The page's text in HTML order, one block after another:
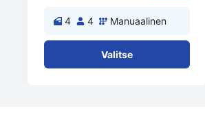
4 4 Manuaalinen
Valitse